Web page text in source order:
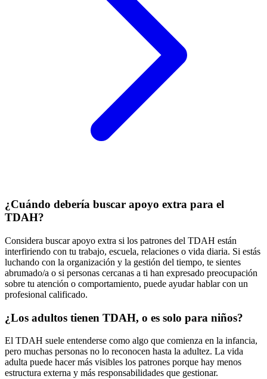
¿Cuándo debería buscar apoyo extra para el
TDAH?
Considera buscar apoyo extra si los patrones del TDAH están
interfiriendo con tu trabajo, escuela, relaciones o vida diaria. Si estás
luchando con la organización y la gestión del tiempo, te sientes
abrumado/a o si personas cercanas a ti han expresado preocupación
sobre tu atención o comportamiento, puede ayudar hablar con un
profesional calificado.
¿Los adultos tienen TDAH, o es solo para niños?
El TDAH suele entenderse como algo que comienza en la infancia,
pero muchas personas no lo reconocen hasta la adultez. La vida
adulta puede hacer más visibles los patrones porque hay menos
estructura externa y más responsabilidades que gestionar.